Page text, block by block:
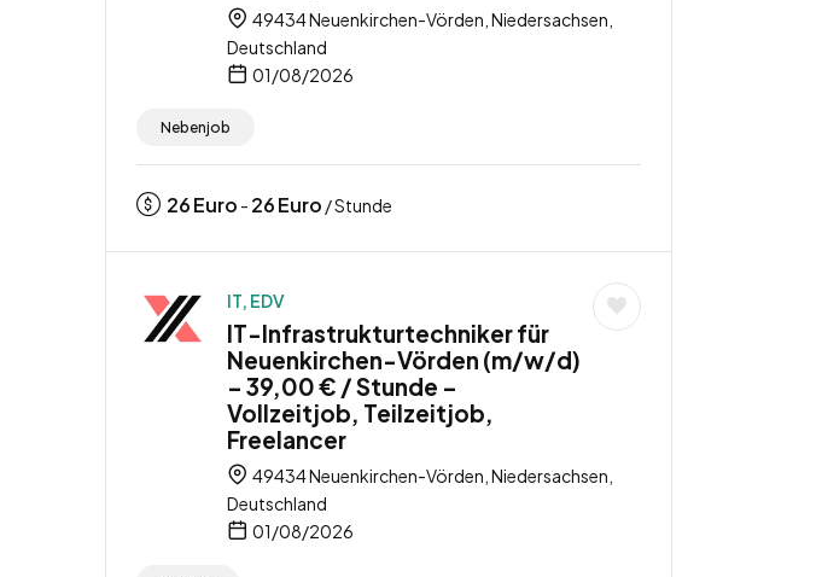
49434 Neuenkirchen-Vörden, Niedersachsen,
Deutschland
01/08/2026
Nebenjob
26Euro - 26Euro / Stunde
IT, EDV
IT-Infrastrukturtechniker für
Neuenkirchen-Vörden (m/w/d)
– 39,00 € / Stunde –
Vollzeitjob, Teilzeitjob,
Freelancer
49434 Neuenkirchen-Vörden, Niedersachsen,
Deutschland
01/08/2026